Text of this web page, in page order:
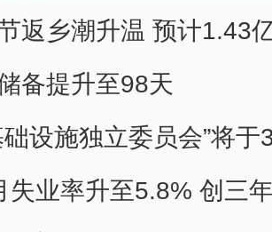
返乡潮升温 预计1.43
备提升至98天
础设施独立委员会”将
失业率升至5.8% 创三